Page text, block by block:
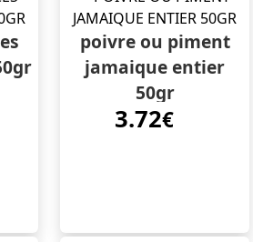
poivre ou piment
jamaique entier
50gr
3.72€